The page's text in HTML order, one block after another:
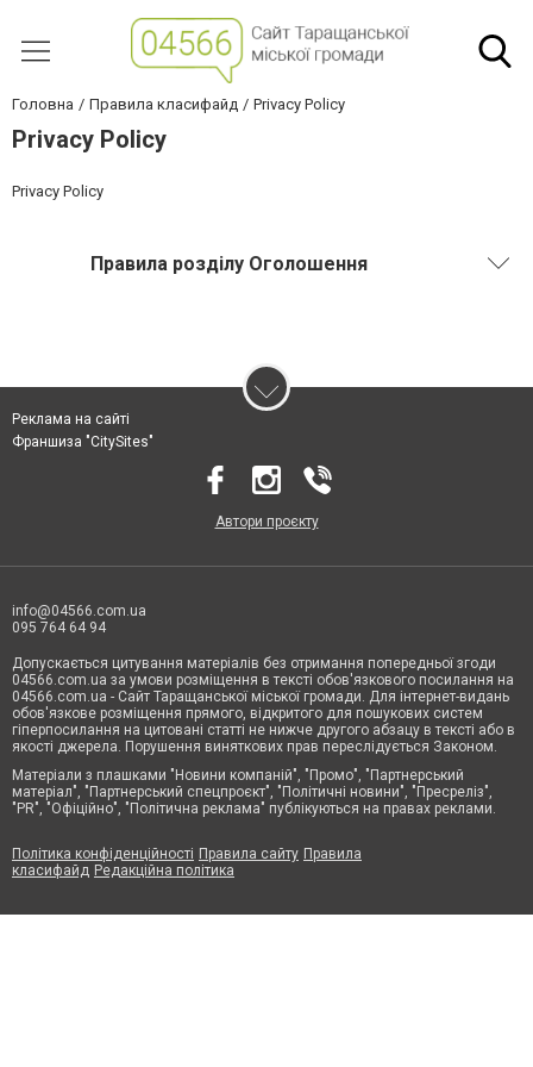
Головна Правила класифайд Privacy Policy
Privacy Policy
Privacy Policy
Правила розділу Оголошення
Реклама на сайті
Франшиза "CitySites"
Автори проєкту
info@04566.com.ua
095 764 64 94
Допускається цитування матеріалів без отримання попередньої згоди
04566.com.ua за умови розміщення в тексті обов'язкового посилання на
04566.com.ua - Cайт Таращанської міської громади. Для інтернет-видань
обов'язкове розміщення прямого, відкритого для пошукових систем
гіперпосилання на цитовані статті не нижче другого абзацу в тексті або в
якості джерела. Порушення виняткових прав переслідується Законом.
Матеріали з плашками "Новини компаній", "Промо", "Партнерський
матеріал", "Партнерський спецпроєкт", "Політичні новини", "Пресреліз",
"PR", "Офіційно", "Політична реклама" публікуються на правах реклами.
Політика конфіденційності Правила сайту Правила
класифайд Редакційна політика